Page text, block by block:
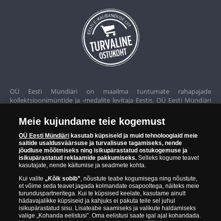
OÜ Eesti Mündiäri on maailma tuntumate rahapajade
kollektsioonimüntide ja -medalite levitaja Eestis. OÜ Eesti Mündiäri
Euroopa ühel suuremal mündilevitajate grupil "Samlerhuset
Group" on allüksused 14 Euroopa riigis. Ettevõtete grupile kuulub
Norra vanim, endine riiklik rahapaja, mis tegutseb alates 1686.
aastast. Norra mündikoda valmistab mõningaid ametlikke Norra ja
teiste riikide münte ning vermib igal aastal ka Nobeli rahupreemia
OÜ Eesti Mündiäri spetsialistid täiendavad pidevalt oma teadmisi,
külastades näitusi ja oksjoneid kogu maailmas. Tänu sellele pakub
ettevõte oma klientidele ainult kõrgeima kvaliteediga tooteid.
Meie kujundame teie kogemust
OÜ Eesti Mündiäri kasutab küpsiseid ja muid tehnoloogiaid meie
saitide usaldusväärsuse ja turvalisuse tagamiseks, nende
jõudluse mõõtmiseks ning isikupärastatud ostukogemuse ja
isikupärastatud reklaamide pakkumiseks. Selleks kogume teavet
kasutajate, nende käitumise ja seadmete kohta.
Kui valite „Kõik sobib”, nõustute teabe kogumisega ning nõustute,
et võime seda teavet jagada kolmandate osapooltega, näiteks meie
turunduspartneritega. Kui te küpsised keelate, kasutame ainult
hädavajalikke küpsiseid ja kahjuks ei pakuta teile sel juhul
isikupärastatud sisu. Lisateabe saamiseks ja valikute haldamiseks
valige „Kohanda eelistusi”. Oma eelistusi saate igal ajal kohandada.